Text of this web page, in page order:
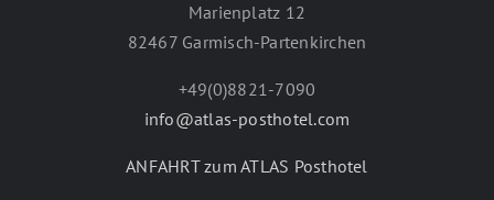
Marienplatz 12
82467 Garmisch-Partenkirchen
+49(0)8821-7090
info@atlas-posthotel.com
ANFAHRT zum ATLAS Posthotel